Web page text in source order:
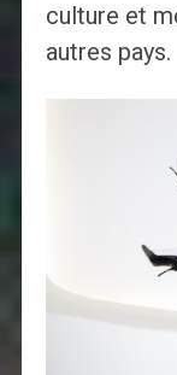
culture et
autres pays.